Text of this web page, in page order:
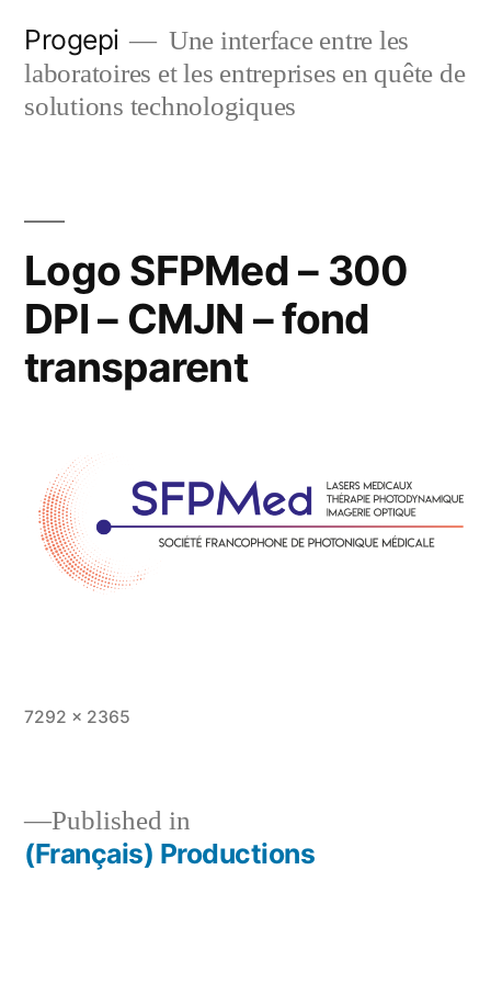
content
Progepi
Une interface entre les
laboratoires et les entreprises en quête de
solutions technologiques
Logo SFPMed – 300
DPI – CMJN – fond
transparent
Full
7292 × 2365
Post
Published in
(Français) Productions